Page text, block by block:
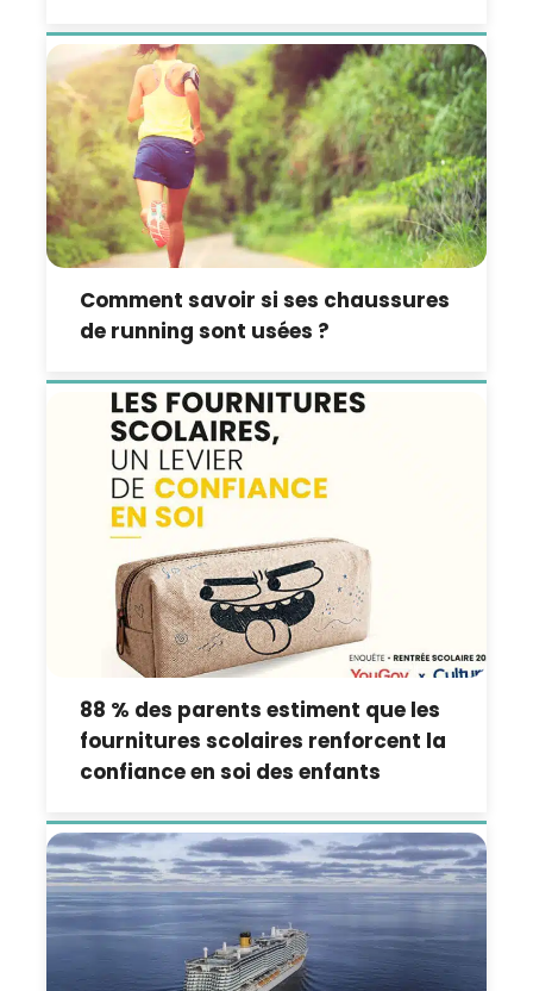
Comment savoir si ses chaussures
de running sont usées ?
88 % des parents estiment que les
fournitures scolaires renforcent la
confiance en soi des enfants